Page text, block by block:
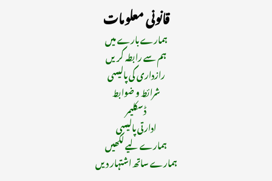
قانونی معلومات
ہمارے بارے میں
ہم سے رابطہ کریں
رازداری کی پالیسی
شرائط و ضوابط
ڈسکلیمر
ادارتی پالیسی
ہمارے لیے لکھیں
ہمارے ساتھ اشتہار دیں